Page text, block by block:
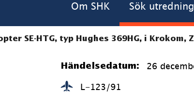
Om SHK Sök
SE-HTG, typ Hughes 369HG, i Krokom,
Händelsedatum: 26
L-123/91